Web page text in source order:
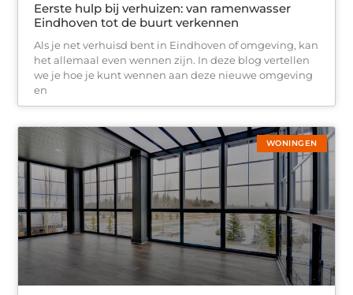
Eerste hulp bij verhuizen: van ramenwasser
Eindhoven tot de buurt verkennen
Als je net verhuisd bent in Eindhoven of omgeving, kan
het allemaal even wennen zijn. In deze blog vertellen
we je hoe je kunt wennen aan deze nieuwe omgeving
en
WONINGEN